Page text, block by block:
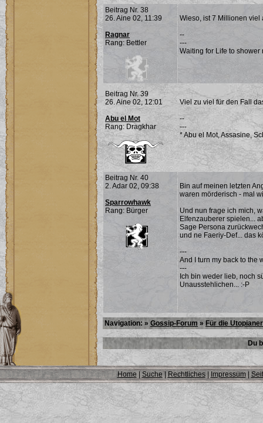
Beitrag Nr. 38
26. Aine 02, 11:39
Ragnar
Rang: Bettler
Wieso, ist 7 Millionen viel
--
---
Waiting for Life to
Beitrag Nr. 39
26. Aine 02, 12:01
Abu el Mot
Rang: Dragkhar
Viel zu viel für den Fall
--
---
* Abu el Mot, Assasine,
Beitrag Nr. 40
2. Adar 02, 09:38
Sparrowhawk
Rang: Bürger
Bin auf meinen letzten
waren mörderisch - mal
Und nun frage ich mich,
Elfenzauberer spielen...
Sage Persona
und ne Faeriy-Def... das
---
And I turn my back to the
---
Ich bin weder lieb, noch
Unausstehlichen... :-P
Navigation: » Gossip-Forum » Für die Utopianer
Du
Home| Suche | Rechtliches| Impressum|